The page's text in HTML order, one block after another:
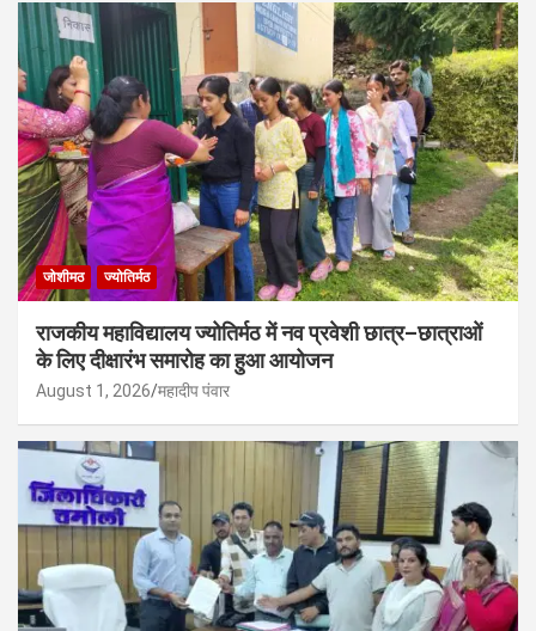
जोशीमठ ज्योतिर्मठ
राजकीय महाविद्यालय ज्योतिर्मठ में नव प्रवेशी छात्र–छात्राओं
के लिए दीक्षारंभ समारोह का हुआ आयोजन
August 1, 2026 महादीप पंवार